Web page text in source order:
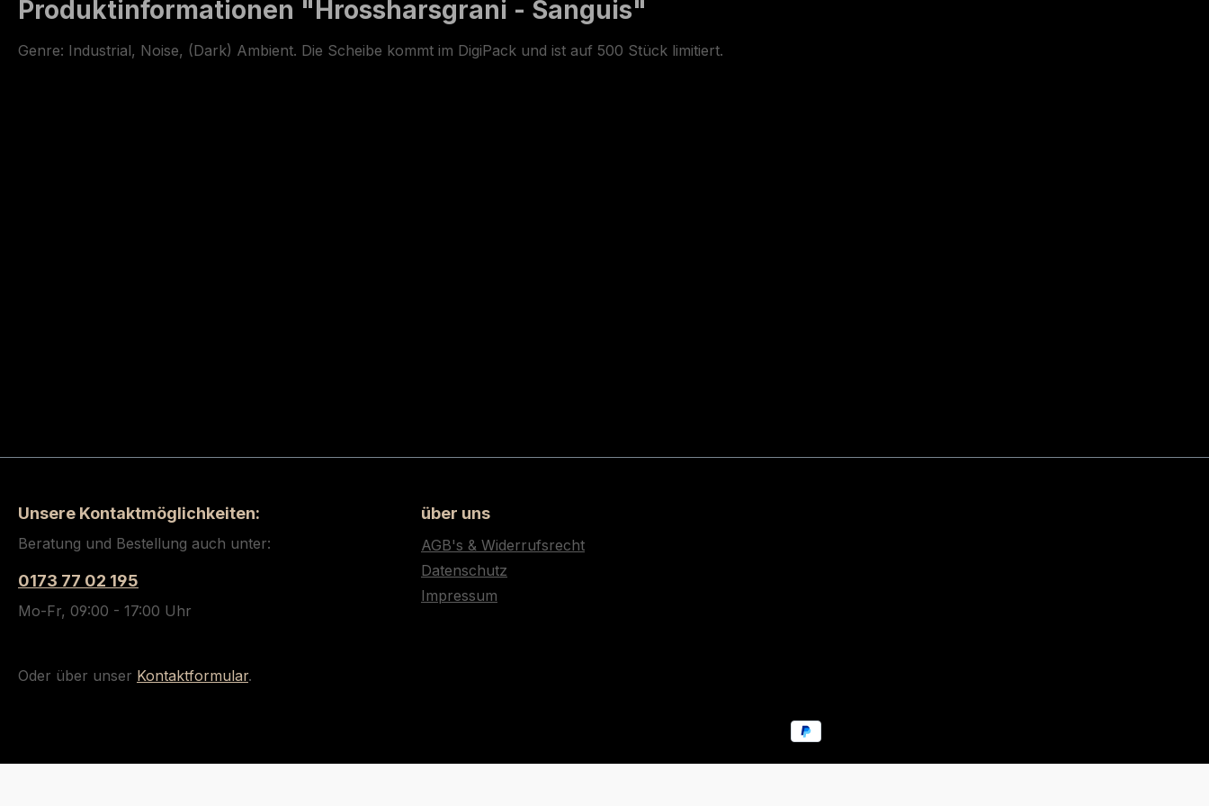
Produktinformationen "Hrossharsgrani - Sanguis"
Genre: Industrial, Noise, (Dark) Ambient. Die Scheibe kommt im DigiPack und ist auf 500 Stück limitiert.
Unsere Kontaktmöglichkeiten:
Beratung und Bestellung auch unter:
0173 77 02 195
Mo-Fr, 09:00 - 17:00 Uhr
Oder über unser Kontaktformular.
über uns
AGB's & Widerrufsrecht
Datenschutz
Impressum